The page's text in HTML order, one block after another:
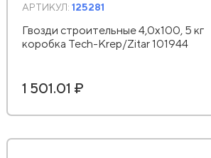
АРТИКУЛ: 125281
Гвозди строительные 4,0х100, 5 кг
коробка Tech-Krep/Zitar 101944
1 501.01 ₽